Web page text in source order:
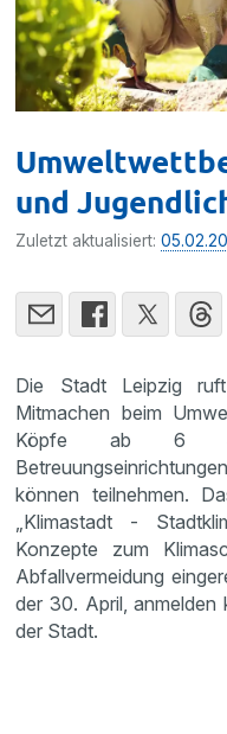
und
Zuletzt aktualisiert:
Die Stadt Leipzig
Mitmachen beim
Köpfe ab 6
können teilnehmen.
„Klimastadt -
Konzepte zum
Abfallvermeidung
der 30. April, anmelden
der Stadt.